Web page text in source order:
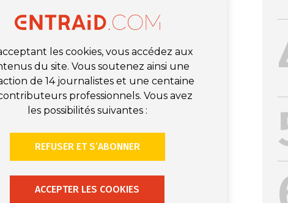
les cookies, vous accédez aux
du site. Vous soutenez ainsi une
de 14 journalistes et une centaine
professionnels. Vous avez
les possibilités suivantes :
REFUSER ET S’ABONNER
ACCEPTER LES COOKIES